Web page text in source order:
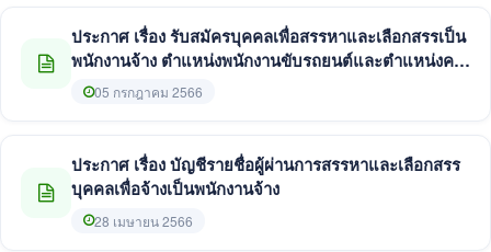
ประกาศ เรื่อง รับสมัครบุคคลเพื่อสรรหาและเลือกสรรเป็น
พนักงานจ้าง ตำแหน่งพนักงานขับรถยนต์และตำแหน่งคน
งานทั่วไป
05 กรกฎาคม 2566
ประกาศ เรื่อง บัญชีรายชื่อผู้ผ่านการสรรหาและเลือกสรร
บุคคลเพื่อจ้างเป็นพนักงานจ้าง
28 เมษายน 2566